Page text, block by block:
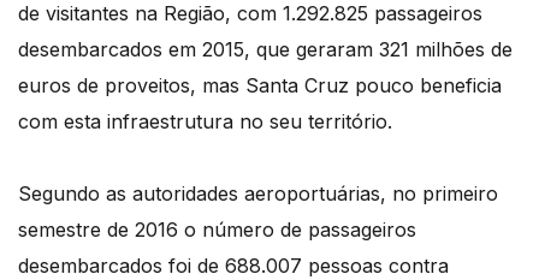
de visitantes na Região, com 1.292.825 passageiros
desembarcados em 2015, que geraram 321 milhões de
euros de proveitos, mas Santa Cruz pouco beneficia
com esta infraestrutura no seu território.
Segundo as autoridades aeroportuárias, no primeiro
semestre de 2016 o número de passageiros
desembarcados foi de 688.007 pessoas contra